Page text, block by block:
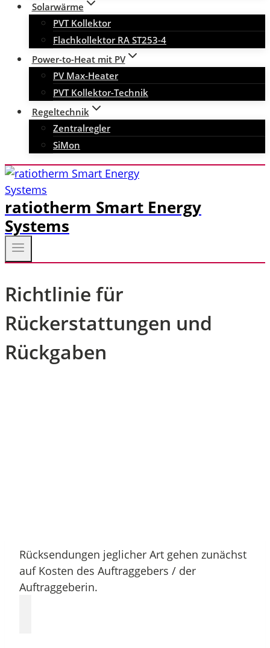
Solarwärme
PVT Kollektor
Flachkollektor RA ST253-4
Power-to-Heat mit PV
PV Max-Heater
PVT Kollektor-Technik
Regeltechnik
Zentralregler
SiMon
ratiotherm Smart Energy
Systems
Richtlinie für
Rückerstattungen und
Rückgaben
Rücksendungen jeglicher Art gehen zunächst
auf Kosten des Auftraggebers / der
Auftraggeberin.